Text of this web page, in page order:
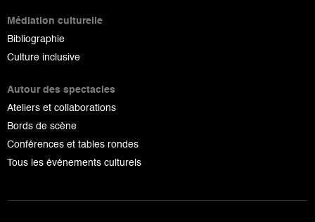
Médiation culturelle
Bibliographie
Culture inclusive
Autour des spectacles
Ateliers et collaborations
Bords de scène
Conférences et tables rondes
Tous les événements culturels